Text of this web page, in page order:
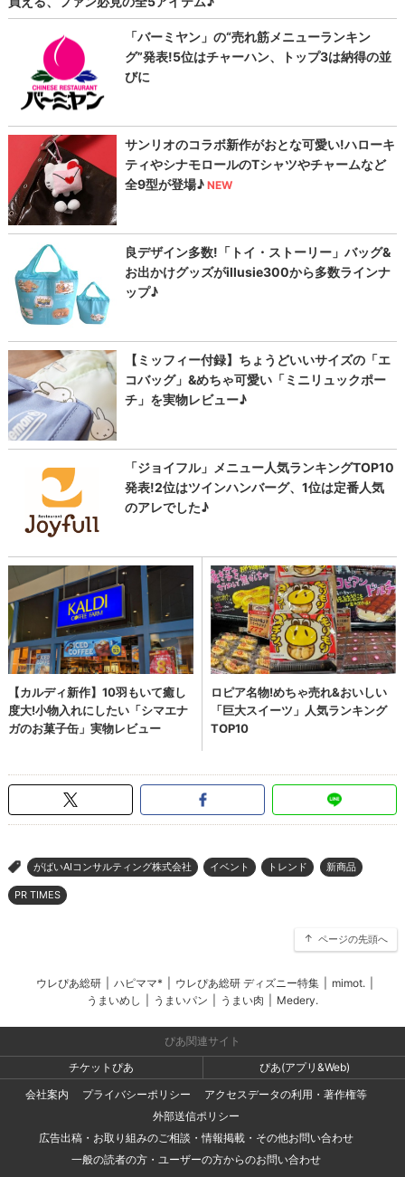
> がばいAIコンサルティング株式会社 イベント トレンド 新商品
PR TIMES
ページの先頭へ
ウレぴあ総研 ハピママ* ウレぴあ総研 ディズニー特集 mimot.
うまいめし
うまいパン うまい肉 Medery.
ぴあ関連サイト
チケットぴあ
ぴあ(アプリ&Web)
会社案内
プライバシーポリシー
アクセスデータの利用・著作権等
外部送信ポリシー
広告出稿・お取り組みのご相談・情報掲載・その他お問い合わせ
一般の読者の方・ユーザーの方からのお問い合わせ